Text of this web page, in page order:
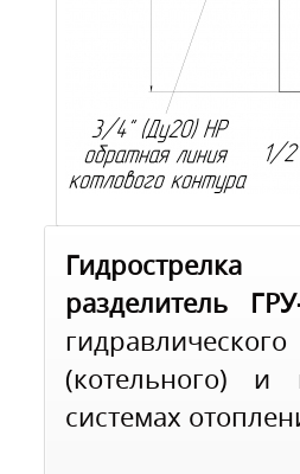
разделитель
(котельного) и
системах